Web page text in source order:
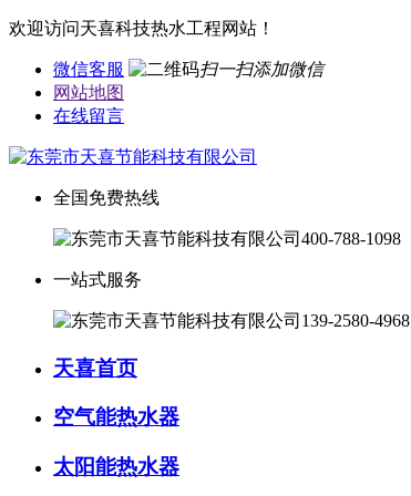
欢迎访问天喜科技热水工程网站！
微信客服
扫一扫添加微信
网站地图
在线留言
全国免费热线
400-788-1098
一站式服务
139-2580-4968
天喜首页
空气能热水器
太阳能热水器